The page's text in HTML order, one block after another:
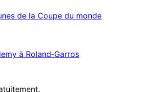
de la Coupe du monde
à Roland‑Garros